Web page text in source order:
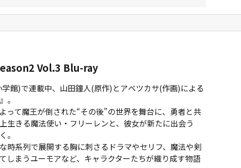
Vol.3 Blu-ray
学館)で連載中、山田鐘人(原作)とアベツカサ(作画)による
。
って魔王が倒された“その後”の世界を舞台に、勇者と共
生きる魔法使い・フリーレンと、彼女が新たに出会う
。
時系列で展開する胸に刺さるドラマやセリフ、魔法や剣
しまうユーモアなど、キャラクターたちが織り成す物語